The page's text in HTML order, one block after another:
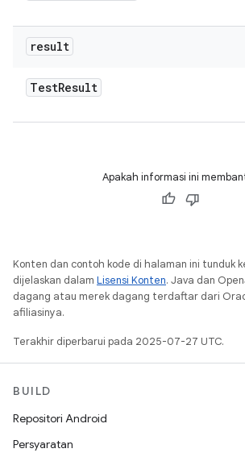
result
TestResult
Apakah informasi ini
Konten dan contoh kode di halaman ini tunduk
dijelaskan dalam Lisensi Konten. Java dan
dagang atau merek dagang terdaftar dari
afiliasinya.
Terakhir diperbarui pada 2025-07-27 UTC.
BUILD
Repositori Android
Persyaratan